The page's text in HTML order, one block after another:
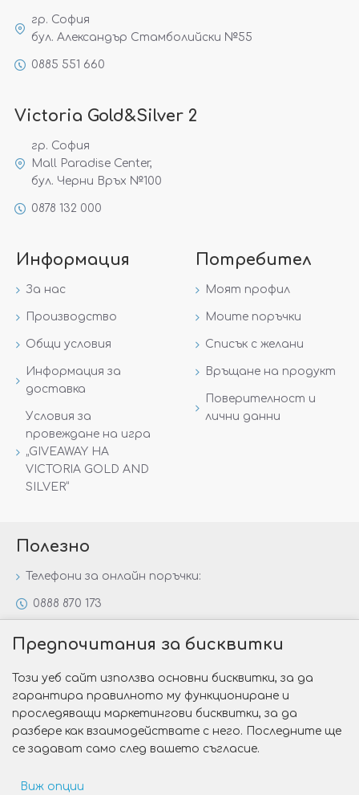
гр. София
бул. Александър Стамболийски №55
0885 551 660
Victoria Gold&Silver 2
гр. София
Mall Paradise Center,
бул. Черни Връх №100
0878 132 000
Информация
За нас
Производство
Общи условия
Информация за
доставка
Условия за
провеждане на игра
„GIVEAWAY НА
VICTORIA GOLD AND
SILVER“
Потребител
Моят профил
Моите поръчки
Списък с желани
Връщане на продукт
Поверителност и
лични данни
Полезно
Телефони за онлайн поръчки:
0888 870 173
Специални предложения
Защо да изберете Victoria Gold&Silver?
Как да изберем годежен пръстен?
Предпочитания за бисквитки
Този уеб сайт използва основни бисквитки, за да
гарантира правилното му функциониране и
проследяващи маркетингови бисквитки, за да
разбере как взаимодействате с него. Последните ще
се задават само след вашето съгласие.
Виж опции